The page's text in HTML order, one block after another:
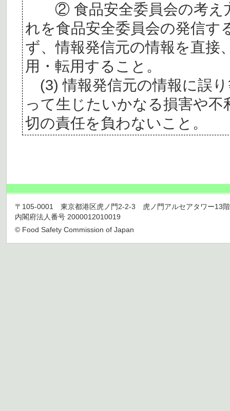
② 食品安全委員会の考え
れを食品安全委員会の発信す
ず、情報発信元の情報を直接
用・転用すること。
(3) 情報発信元の情報に誤
って生じたいかなる損害や
切の責任を負わないこと。
〒105-0001 東京都港区虎ノ門2-2-3 虎ノ門アルセアタワー13
内閣府法人番号 2000012010019
© Food Safety Commission of Japan